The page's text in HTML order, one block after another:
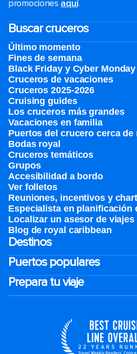
promociones aquí.
Buscar cruceros
Último momento
Fines de semana
Black Friday y Cyber Monday
Cruceros de vacaciones
Cruceros 2025-2026
Cruising guides
Los cruceros más grandes
Vacaciones en familia
Puertos del crucero cerca de
Bodas royal
Cruceros temáticos
Grupos
Accesibilidad a bordo
Ver folletos
Reuniones, incentivos y
Especialista en planificación
Localizar un asesor de viajes
Blog de royal caribbean
Destinos
Puertos populares
Prepara tu viaje